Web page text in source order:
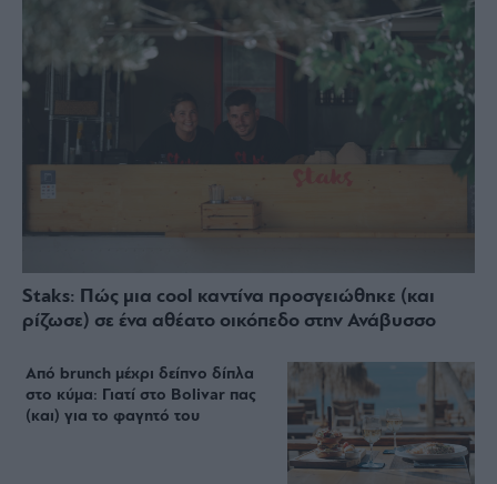
Staks: Πώς μια cool καντίνα προσγειώθηκε (και
ρίζωσε) σε ένα αθέατο οικόπεδο στην Ανάβυσσο
Από brunch μέχρι δείπνο δίπλα
στο κύμα: Γιατί στο Bolivar πας
(και) για το φαγητό του